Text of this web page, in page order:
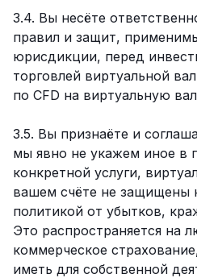
3.4. Вы несёте
правил и защит,
юрисдикции, перед
торговлей виртуальной
по CFD на виртуальную
3.5. Вы признаёте и
мы явно не укажем иное в
конкретной услуги,
вашем счёте не защищены
политикой от убытков,
Это распространяется на
коммерческое
иметь для собственной